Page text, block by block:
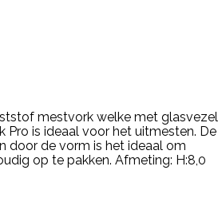
mestvork welke met glasvezel
Pro is ideaal voor het uitmesten. De
door de vorm is het ideaal om
op te pakken. Afmeting: H:8,0